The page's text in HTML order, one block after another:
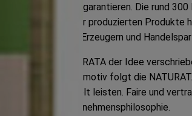
Standard Bio zu garantieren. Die rund
50 Prozent der produzierten Produkte
Verhältnisse zu Erzeugern und
hatte sich NATURATA der Idee
Diesem Leitmotiv folgt die
und Umwelt leisten. Faire und
der Unternehmensphilosophie.